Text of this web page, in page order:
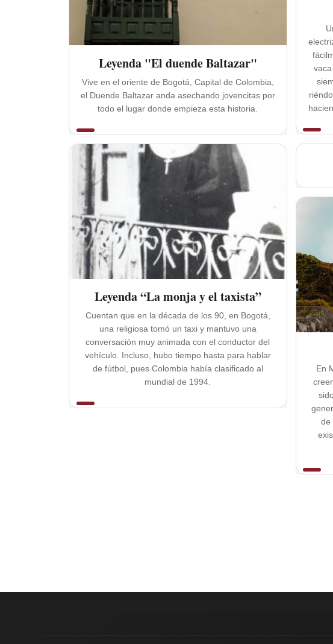
Leyenda "El duende Baltazar"
Vive en el oriente de Bogotá, Capital de Colombia,
el Duende Baltazar anda asechando jovencitas por
todo el lugar donde empieza esta historia.
Leyenda “La monja y el taxista”
Cuentan que en la década de los 90, en Bogotá,
una religiosa tomó un taxi y mantuvo una
conversación muy animada con el conductor del
vehículo. Incluso, hubo tiempo hasta para hablar
de fútbol, pues Colombia había clasificado al
mundial de 1994.
En
de